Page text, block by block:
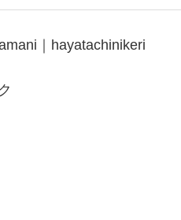
｜hayatachinikeri